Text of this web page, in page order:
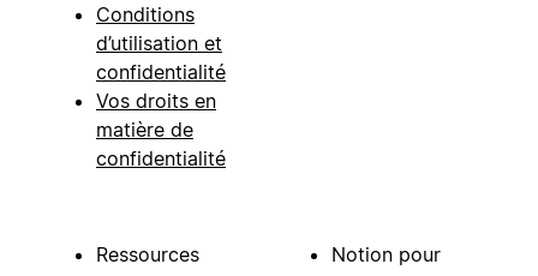
Conditions
d’utilisation et
confidentialité
Vos droits en
matière de
confidentialité
Ressources
Notion pour